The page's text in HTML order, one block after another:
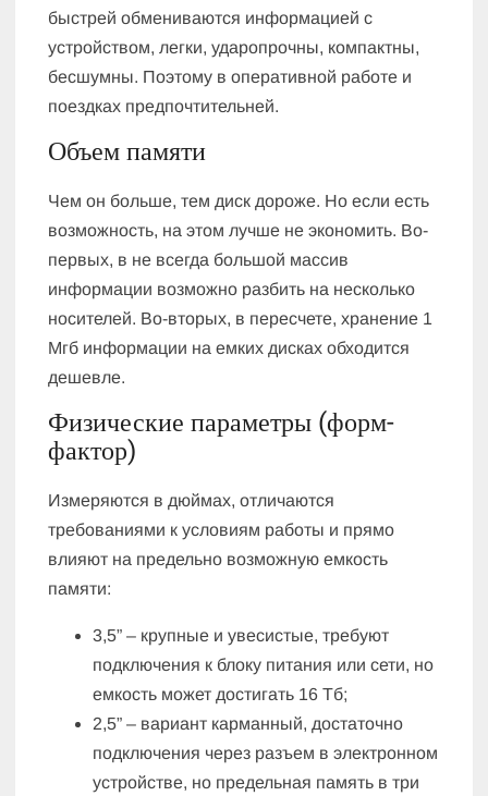
быстрей обмениваются информацией с
устройством, легки, ударопрочны, компактны,
бесшумны. Поэтому в оперативной работе и
поездках предпочтительней.
Объем памяти
Чем он больше, тем диск дороже. Но если есть
возможность, на этом лучше не экономить. Во-
первых, в не всегда большой массив
информации возможно разбить на несколько
носителей. Во-вторых, в пересчете, хранение 1
Мгб информации на емких дисках обходится
дешевле.
Физические параметры (форм-
фактор)
Измеряются в дюймах, отличаются
требованиями к условиям работы и прямо
влияют на предельно возможную емкость
памяти:
3,5” – крупные и увесистые, требуют
подключения к блоку питания или сети, но
емкость может достигать 16 Тб;
2,5” – вариант карманный, достаточно
подключения через разъем в электронном
устройстве, но предельная память в три